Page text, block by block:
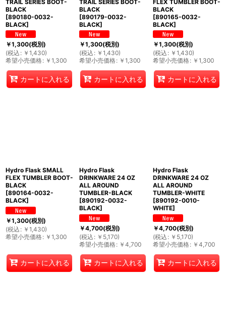
TRAIL SERIES BOOT-
BLACK
[890180-0032-
BLACK]
￥1,300(税別)
(税込 : ￥ 1,430)
希望小売価格: ￥ 1,300
カートに入れる
TRAIL SERIES BOOT-
BLACK
[890179-0032-
BLACK]
￥1,300(税別)
(税込 : ￥ 1,430)
希望小売価格: ￥ 1,300
カートに入れる
FLEX TUMBLER BOOT-
BLACK
[890165-0032-
BLACK]
￥1,300(税別)
(税込 : ￥ 1,430)
希望小売価格: ￥ 1,300
カートに入れる
Hydro Flask SMALL
FLEX TUMBLER BOOT-
BLACK
[890164-0032-
BLACK]
￥1,300(税別)
(税込 : ￥ 1,430)
希望小売価格: ￥ 1,300
カートに入れる
Hydro Flask
DRINKWARE 24 OZ
ALL AROUND
TUMBLER-BLACK
[890192-0032-
BLACK]
￥4,700(税別)
(税込 : ￥ 5,170)
希望小売価格: ￥ 4,700
カートに入れる
Hydro Flask
DRINKWARE 24 OZ
ALL AROUND
TUMBLER-WHITE
[890192-0010-
WHITE]
￥4,700(税別)
(税込 : ￥ 5,170)
希望小売価格: ￥ 4,700
カートに入れる